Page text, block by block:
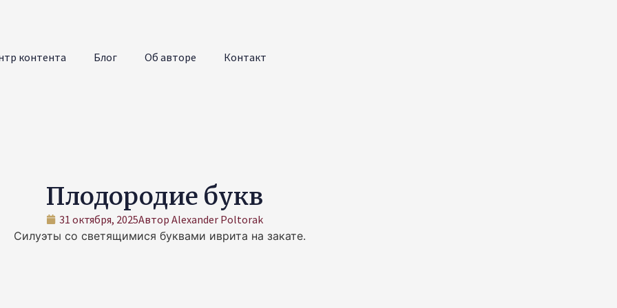
контента Блог Об авторе Контакт
Плодородие букв
31 октября, 2025Автор Alexander Poltorak